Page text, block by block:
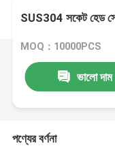
SUS304 সকেট হেড
MOQ：10000PCS
ভালো দাম
পণ্যের বর্ণনা